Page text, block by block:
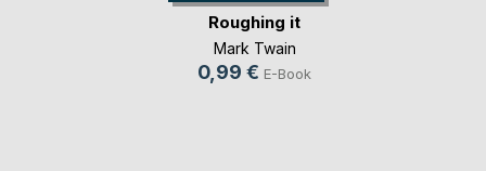
Roughing it
Mark Twain
0,99 € E-Book